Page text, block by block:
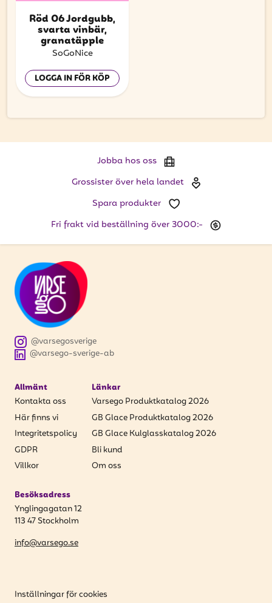
Röd 06 Jordgubb,
svarta vinbär,
granatäpple
SoGoNice
LOGGA IN FÖR KÖP
Jobba hos oss
Grossister över hela landet
Spara produkter
Fri frakt vid beställning över 3000:-
@varsego-sverige-ab
@varsegosverige
Allmänt
Kontakta oss
Här finns vi
Integritetspolicy
GDPR
Villkor
Länkar
Varsego Produktkatalog 2026
GB Glace Produktkatalog 2026
GB Glace Kulglasskatalog 2026
Bli kund
Om oss
Besöksadress
Ynglingagatan 12
113 47 Stockholm
info@varsego.se
Inställningar för cookies